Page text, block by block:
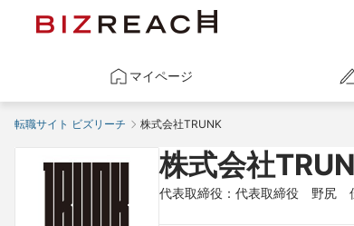
マイページ
転職サイト ビズリーチ 株式会社TRUNK
株式会社
代表取締役：代表取締役　野尻　